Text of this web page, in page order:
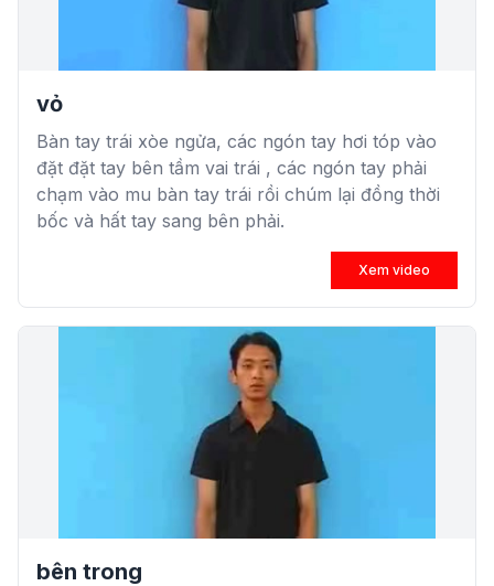
vỏ
Bàn tay trái xòe ngửa, các ngón tay hơi tóp vào
đặt đặt tay bên tầm vai trái , các ngón tay phải
chạm vào mu bàn tay trái rồi chúm lại đồng thời
bốc và hất tay sang bên phải.
Xem video
bên trong